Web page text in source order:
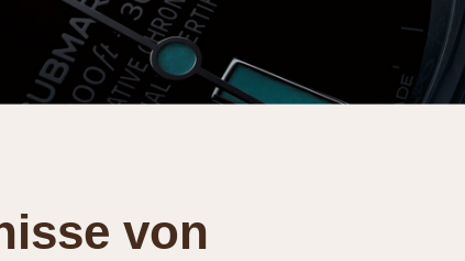
von